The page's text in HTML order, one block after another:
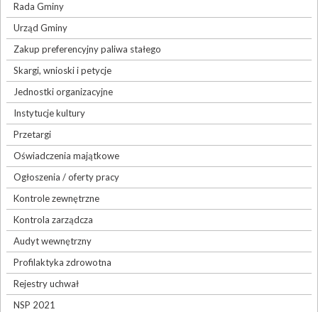
Rada Gminy
Urząd Gminy
Zakup preferencyjny paliwa stałego
Skargi, wnioski i petycje
Jednostki organizacyjne
Instytucje kultury
Przetargi
Oświadczenia majątkowe
Ogłoszenia / oferty pracy
Kontrole zewnętrzne
Kontrola zarządcza
Audyt wewnętrzny
Profilaktyka zdrowotna
Rejestry uchwał
NSP 2021